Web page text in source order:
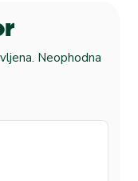
Neophodna